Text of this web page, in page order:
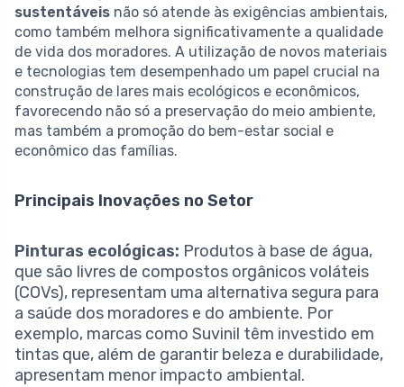
sustentáveis não só atende às exigências ambientais,
como também melhora significativamente a qualidade
de vida dos moradores. A utilização de novos materiais
e tecnologias tem desempenhado um papel crucial na
construção de lares mais ecológicos e econômicos,
favorecendo não só a preservação do meio ambiente,
mas também a promoção do bem-estar social e
econômico das famílias.
Principais Inovações no Setor
Pinturas ecológicas: Produtos à base de água,
que são livres de compostos orgânicos voláteis
(COVs), representam uma alternativa segura para
a saúde dos moradores e do ambiente. Por
exemplo, marcas como Suvinil têm investido em
tintas que, além de garantir beleza e durabilidade,
apresentam menor impacto ambiental.